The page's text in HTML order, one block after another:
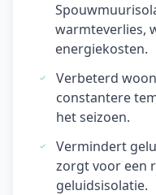
warmteverlies,
energiekosten.
Verbeterd
constantere
het seizoen.
Vermindert
zorgt voor een
geluidsisolatie.